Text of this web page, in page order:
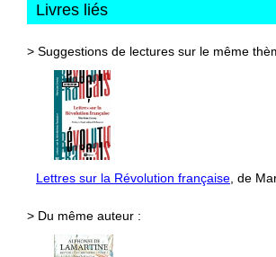
Livres liés
> Suggestions de lectures sur le même
Lettres sur la Révolution française, de
> Du même auteur :